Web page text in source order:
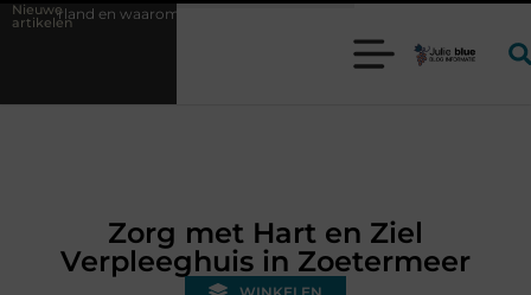
Nieuwe
artikelen
wordt het steeds belangrijker?
Zorg met Hart en Ziel
Verpleeghuis in Zoetermeer